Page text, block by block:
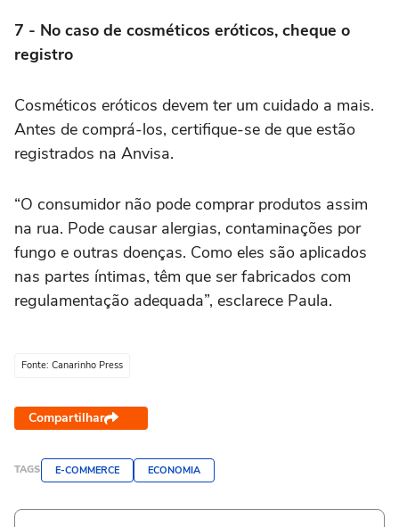
7 - No caso de cosméticos eróticos, cheque o
registro
Cosméticos eróticos devem ter um cuidado a mais.
Antes de comprá-los, certifique-se de que estão
registrados na Anvisa.
“O consumidor não pode comprar produtos assim
na rua. Pode causar alergias, contaminações por
fungo e outras doenças. Como eles são aplicados
nas partes íntimas, têm que ser fabricados com
regulamentação adequada”, esclarece Paula.
Fonte: Canarinho Press
Compartilhar
TAGS E-COMMERCE ECONOMIA